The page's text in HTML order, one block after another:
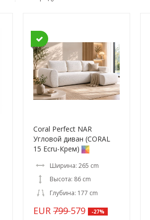
Coral Perfect NAR
Угловой диван (CORAL
15 Ecru-Крем)
Ширина: 265 cm
Высота: 86 cm
Глубина: 177 cm
EUR 799579 -27%